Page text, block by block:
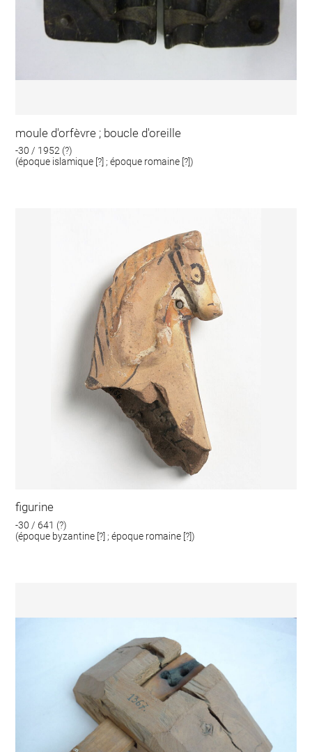
moule d'orfèvre ; boucle d'oreille
-30 / 1952 (?)
(époque islamique [?] ; époque romaine [?])
figurine
-30 / 641 (?)
(époque byzantine [?] ; époque romaine [?])